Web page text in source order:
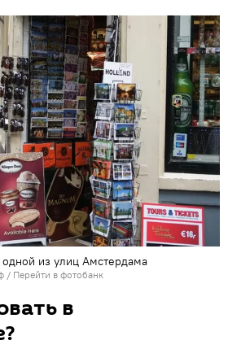
из улиц Амстердама
/ Перейти в фотобанк
в